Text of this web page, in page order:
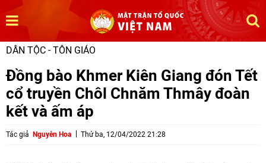
DÂN TỘC - TÔN GIÁO
Đồng bào Khmer Kiên Giang đón Tết
cổ truyền Chôl Chnăm Thmây đoàn
kết và ấm áp
Tác giả Nguyễn Hoa Thứ ba, 12/04/2022 21:28